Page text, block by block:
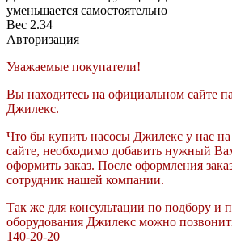
уменьшается самостоятельно
Вес 2.34
Авторизация
Уважаемые покупатели!
Вы находитесь на официальном сайте
Джилекс.
Что бы купить насосы Джилекс у нас
сайте, необходимо добавить нужный
оформить заказ. После оформления
сотрудник нашей компании.
Так же для консультации по подбору и
оборудования Джилекс можно
140-20-20